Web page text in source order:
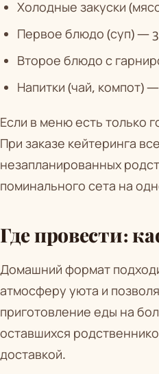
Холодные закуски
Первое блюдо (суп) —
Второе блюдо с
Напитки (чай, компот)
Если в меню есть только
При заказе кейтеринга
незапланированных
поминального сета на
Где провести:
Домашний формат
атмосферу уюта и
приготовление еды на
оставшихся
доставкой.